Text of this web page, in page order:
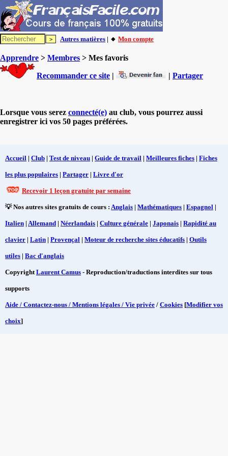
Autres matières | 🔸 Mon compte
Apprendre > Membres > Mes favoris
Recommander ce site | | Partager
Lorsque vous serez connecté(e) au club, vous pourrez aussi
enregistrer ici vos 50 pages préférées.
Accueil | Club | Test de niveau | Guide de travail | Meilleures fiches | Fiches
les plus populaires | Partager | Livre d'or
Recevoir 1 leçon gratuite par semaine
💡 Nos autres sites gratuits de cours : Anglais | Mathématiques | Espagnol |
Italien | Allemand | Néerlandais | Culture générale | Japonais | Rapidité au
clavier | Latin | Provençal | Moteur de recherche sites éducatifs | Outils
utiles | Bac d'anglais
CopyrightLaurent Camus - Reproduction/traductions interdites sur tous
supports
Aide / Contactez-nous / Mentions légales / Vie privée / Cookies [Modifier vos
choix]